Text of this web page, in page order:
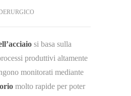
si basa sulla
produttivi altamente
monitorati mediante
molto rapide per poter